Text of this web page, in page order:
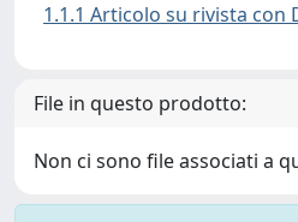
1.1.1 Articolo su rivista con
File in questo prodotto:
Non ci sono file associati a